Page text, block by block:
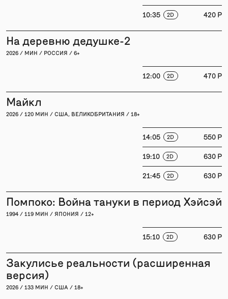
10:35 2D 420 P
На деревню дедушке-2
2026 / МИН / РОССИЯ / 6+
12:00 2D 470 P
Майкл
2026 / 120 МИН / США, ВЕЛИКОБРИТАНИЯ / 18+
14:05 2D 550 P
19:10 2D 630 P
21:45 2D 630 P
Помпоко: Война тануки в период Хэйсэй
1994 / 119 МИН / ЯПОНИЯ / 12+
15:10 2D 630 P
Закулисье реальности (расширенная
версия)
2026 / 133 МИН / США / 18+